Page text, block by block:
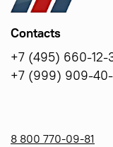
Contacts
+7 (495) 660-12-
+7 (999) 909-
8 800 770-09-81